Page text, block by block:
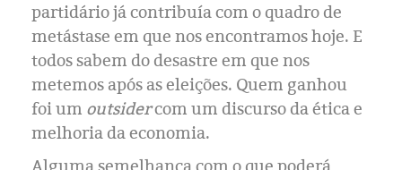
partidário já contribuía com o quadro de
metástase em que nos encontramos hoje. E
todos sabem do desastre em que nos
metemos após as eleições. Quem ganhou
foi um outsidercom um discurso da ética e
melhoria da economia.